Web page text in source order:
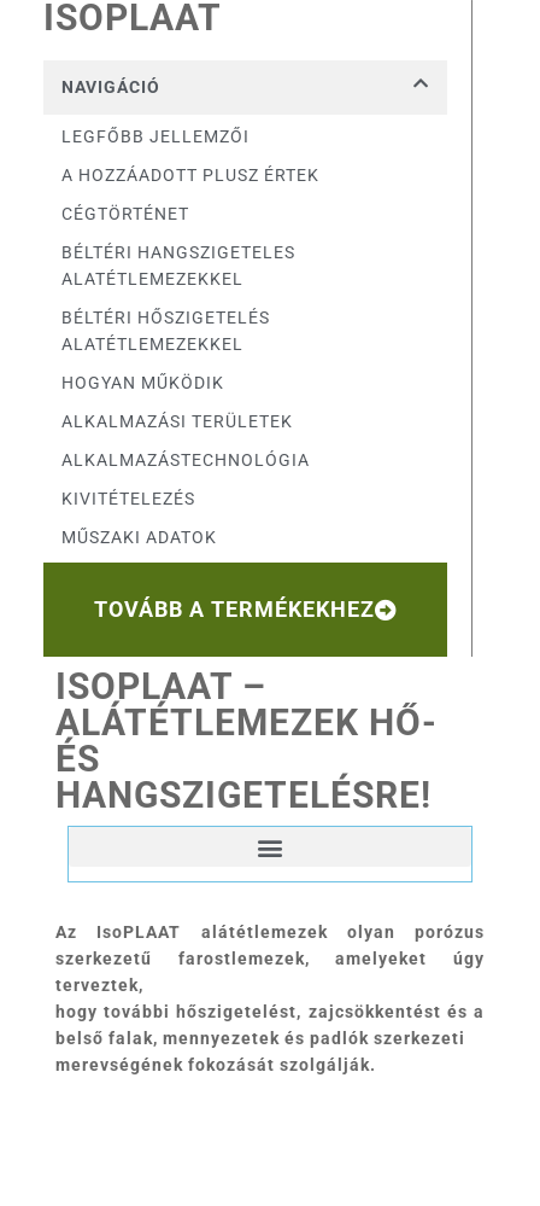
ISOPLAAT
NAVIGÁCIÓ
LEGFŐBB JELLEMZŐI
A HOZZÁADOTT PLUSZ ÉRTEK
CÉGTÖRTÉNET
BÉLTÉRI HANGSZIGETELES
ALATÉTLEMEZEKKEL
BÉLTÉRI HŐSZIGETELÉS
ALATÉTLEMEZEKKEL
HOGYAN MŰKÖDIK
ALKALMAZÁSI TERÜLETEK
ALKALMAZÁSTECHNOLÓGIA
KIVITÉTELEZÉS
MŰSZAKI ADATOK
TOVÁBB A TERMÉKEKHEZ
ISOPLAAT –
ALÁTÉTLEMEZEK HŐ-
ÉS
HANGSZIGETELÉSRE!
Az IsoPLAAT alátétlemezek olyan porózus
szerkezetű farostlemezek, amelyeket úgy
terveztek,
hogy további hőszigetelést, zajcsökkentést és a
belső falak, mennyezetek és padlók szerkezeti
merevségének fokozását szolgálják.